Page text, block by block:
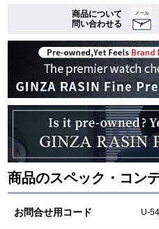
ご利
GINZA RASINのプレミアム
送料・お支払方法
ショッピングローンの流れ
よくある質問
お問い合わせ
商品について
問い合わせる
メール
商品のスペック・コン
お問合せ用コード U-